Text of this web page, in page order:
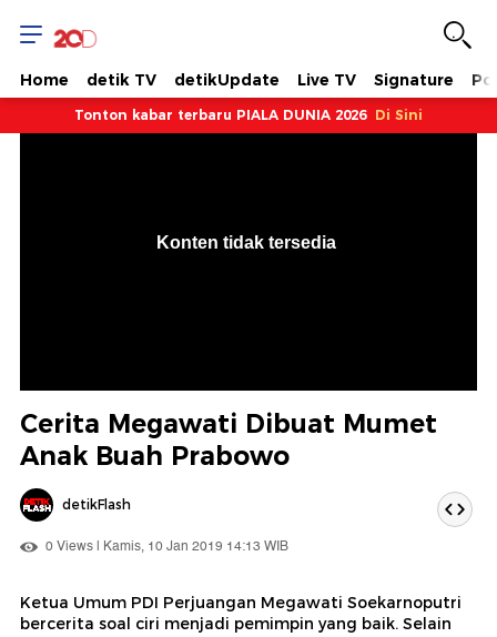
Home detik TV detikUpdate Live TV Signature
Tonton kabar terbaru PIALA DUNIA 2026 Di Sini
Konten tidak tersedia
Cerita Megawati Dibuat Mumet
Anak Buah Prabowo
detikFlash
0 Views | Kamis, 10 Jan 2019 14:13 WIB
Ketua Umum PDI Perjuangan Megawati Soekarnoputri
bercerita soal ciri menjadi pemimpin yang baik. Selain